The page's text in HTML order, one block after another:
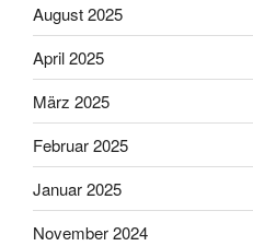
August 2025
April 2025
März 2025
Februar 2025
Januar 2025
November 2024